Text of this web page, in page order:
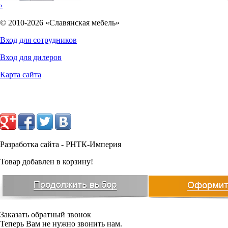
Количество полок:
Ключевой Практик (2000
Тип покрытия:
Гарантия:
10251руб.
›
© 2010-2026 «Славянская мебель»
Вход для сотрудников
Вход для дилеров
Карта сайта
Разработка сайта - РНТК-Империя
Товар добавлен в корзину!
Заказать обратный звонок
Теперь Вам не нужно звонить нам.